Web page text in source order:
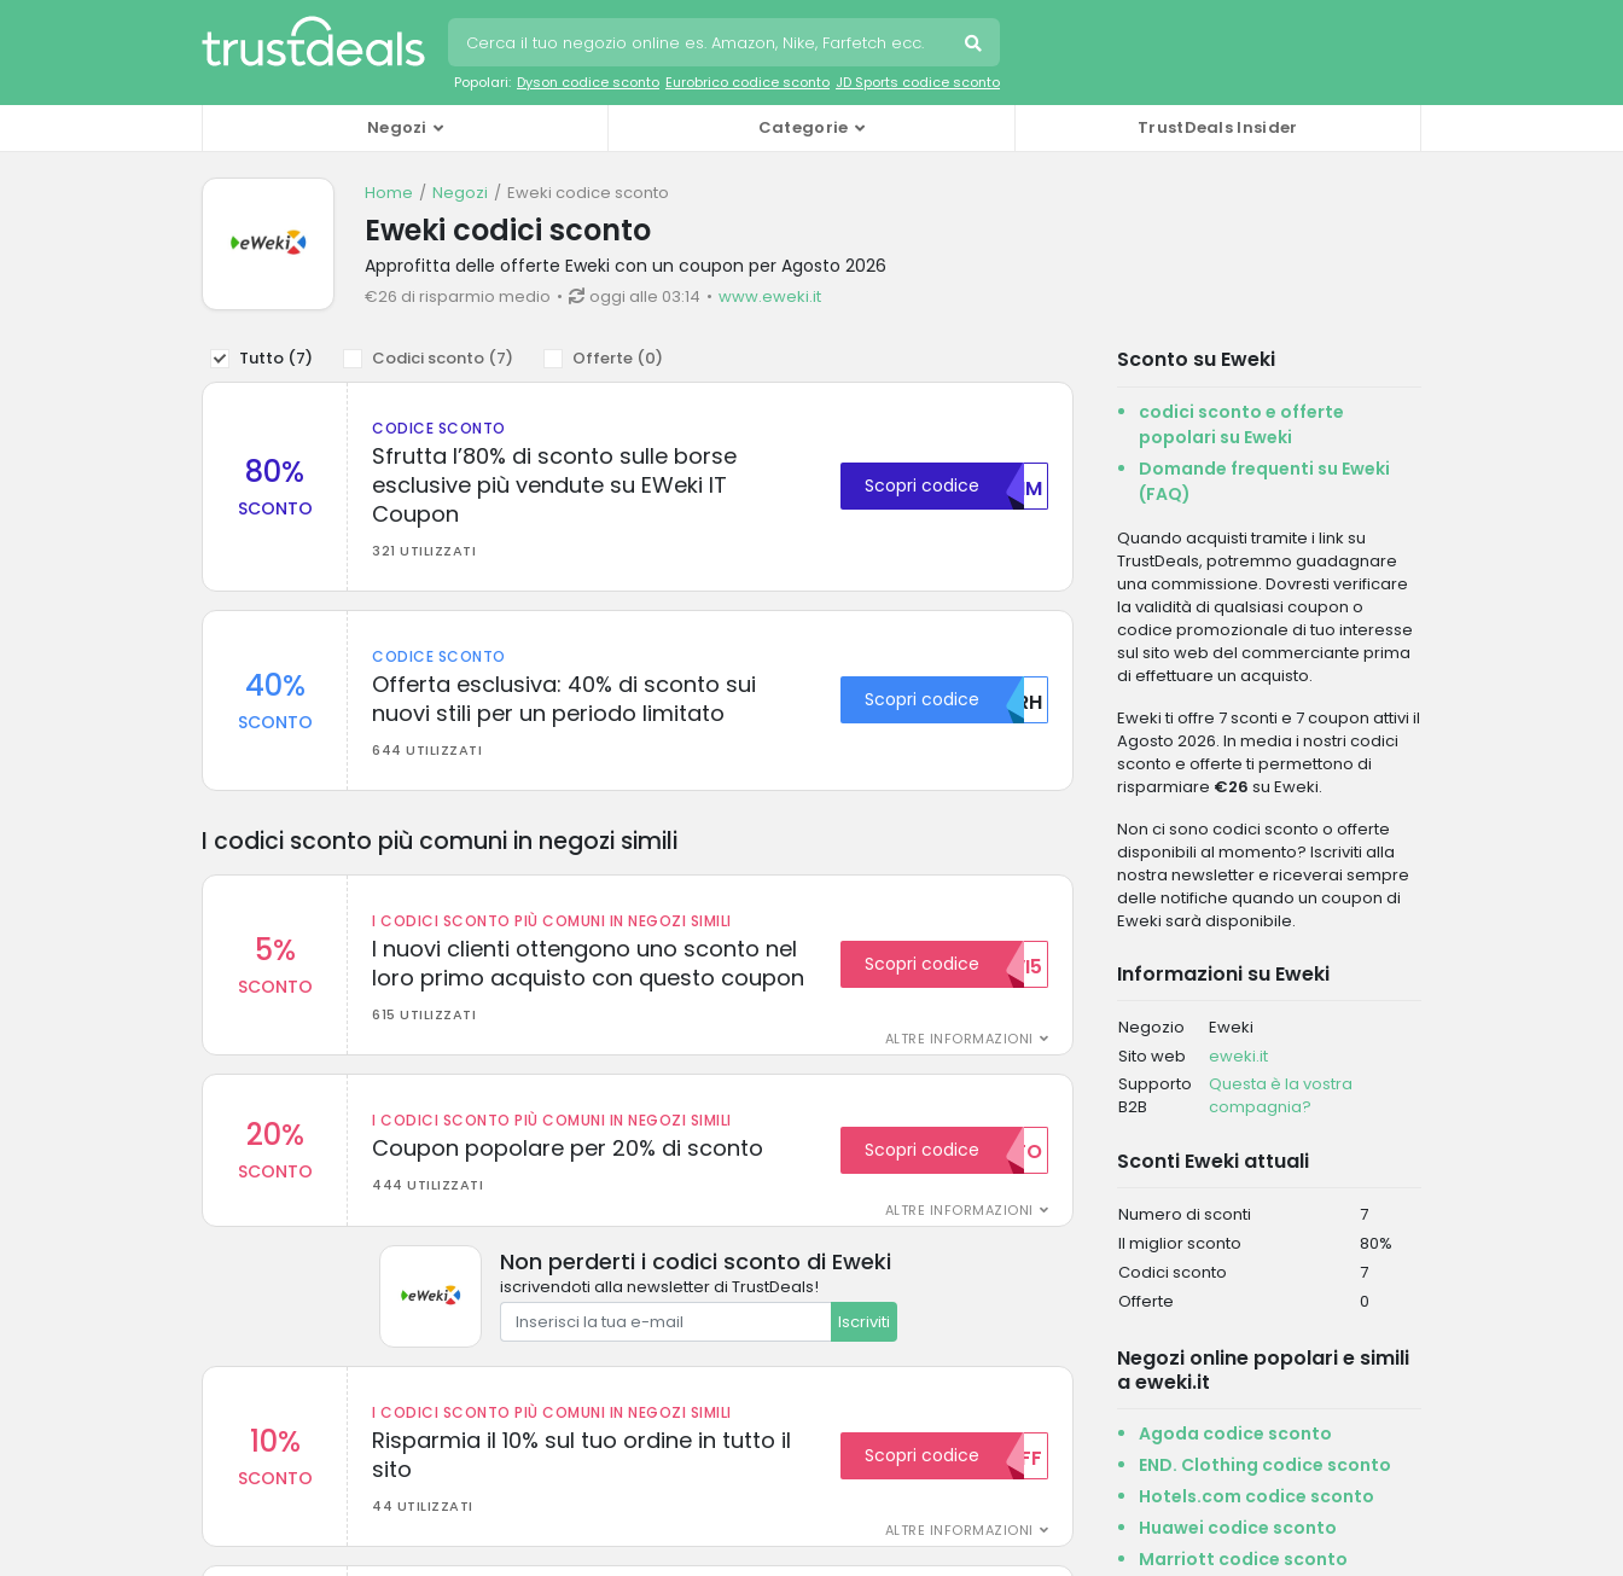
Popolari: Dyson codice sconto Eurobrico codice sconto JD Sports codice sconto
Negozi Categorie TrustDeals Insider
Home Negozi Eweki codice sconto
Eweki codici sconto
Approfitta delle offerte Eweki con un coupon per Agosto 2026
€26 di risparmio medio oggi alle 03:14 www.eweki.it
Tutto (7) Codici sconto (7) Offerte (0)
80%
SCONTO
CODICE SCONTO
Sfrutta l’80% di sconto sulle borse
esclusive più vendute su EWeki IT
Coupon
321 UTILIZZATI
Scopri codice MDHM
40%
SCONTO
CODICE SCONTO
Offerta esclusiva: 40% di sconto sui
nuovi stili per un periodo limitato
644 UTILIZZATI
Scopri codice MDRH
I codici sconto più comuni in negozi simili
5%
SCONTO
I CODICI SCONTO PIÙ COMUNI IN NEGOZI SIMILI
I nuovi clienti ottengono uno sconto nel
loro primo acquisto con questo coupon
615 UTILIZZATI
ALTRE INFORMAZIONI
Scopri codiceNUOVI5
20%
SCONTO
I CODICI SCONTO PIÙ COMUNI IN NEGOZI SIMILI
Coupon popolare per 20% di sconto
444 UTILIZZATI
ALTRE INFORMAZIONI
Scopri codice20SCONTO
Non perderti i codici sconto di Eweki
iscrivendoti alla newsletter di TrustDeals!
Iscriviti
10%
SCONTO
I CODICI SCONTO PIÙ COMUNI IN NEGOZI SIMILI
Risparmia il 10% sul tuo ordine in tutto il
sito
44 UTILIZZATI
ALTRE INFORMAZIONI
Scopri codice 10OFF
Sconto su Eweki
codici sconto e offerte
popolari su Eweki
Domande frequenti su Eweki
(FAQ)
Quando acquisti tramite i link su
TrustDeals, potremmo guadagnare
una commissione. Dovresti verificare
la validità di qualsiasi coupon o
codice promozionale di tuo interesse
sul sito web del commerciante prima
di effettuare un acquisto.
Eweki ti offre 7 sconti e 7 coupon attivi il
Agosto 2026. In media i nostri codici
sconto e offerte ti permettono di
risparmiare €26 su Eweki.
Non ci sono codici sconto o offerte
disponibili al momento? Iscriviti alla
nostra newsletter e riceverai sempre
delle notifiche quando un coupon di
Eweki sarà disponibile.
Informazioni su Eweki
Negozio
Eweki
Sito web
eweki.it
Supporto
B2B
Questa è la vostra
compagnia?
Sconti Eweki attuali
Numero di sconti
7
Il miglior sconto
80%
Codici sconto
7
Offerte
0
Negozi online popolari e simili
a eweki.it
Agoda codice sconto
END. Clothing codice sconto
Hotels.com codice sconto
Huawei codice sconto
Marriott codice sconto